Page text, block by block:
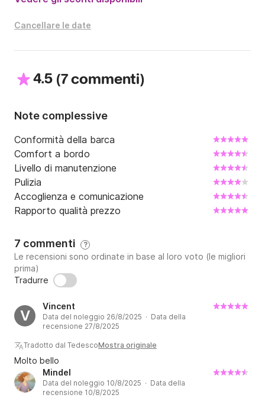
	•	Non superare il numero massimo di persone
consentite.
e dai bagnanti (almeno 300 metri).
rispettato, come chi lo vive.
	•	Rientrare all’orario concordato. Eventuali
ritardi comportano supplementi.
Per ulteriori informazioni o per prenotare, non esitare
a contattarci.
Ti aspettiamo a bordo per vivere un’esperienza
indimenticabile! 🌊
Cancellare le date
4.5 (7 commenti)
Note complessive
Conformità della barca
Comfort a bordo
Livello di manutenzione
Pulizia
Accoglienza e comunicazione
Rapporto qualità prezzo
7 commenti ?
Le recensioni sono ordinate in base al loro voto (le migliori
prima)
Tradurre
V
Vincent
Data del noleggio 26/8/2025 · Data della
recensione 27/8/2025
Tradotto dal TedescoMostra originale
Molto bello
Mindel
Data del noleggio 10/8/2025 · Data della
recensione 10/8/2025